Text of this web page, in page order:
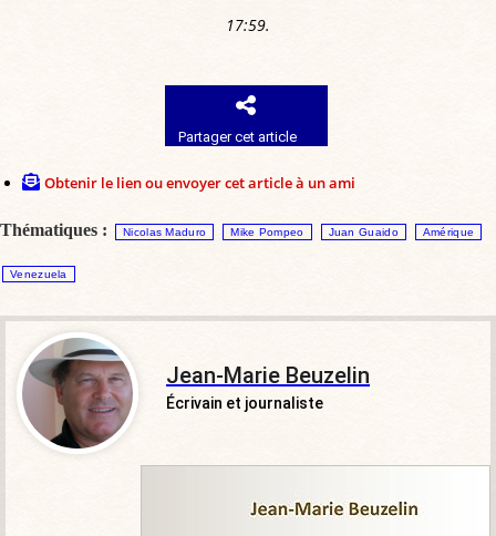
17:59.
Partager cet article
Obtenir le lien ou envoyer cet article à un ami
Thématiques : Nicolas Maduro Mike Pompeo Juan Guaido Amérique
Venezuela
Jean-Marie Beuzelin
Écrivain et journaliste